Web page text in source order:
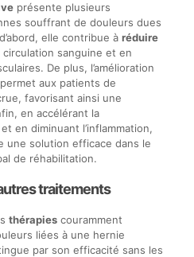
présente plusieurs
souffrant de douleurs dues
elle contribue à réduire
sanguine et en
De plus, l’amélioration
aux patients de
favorisant ainsi une
en accélérant la
en diminuant l’inflammation,
une solution efficace dans le
de réhabilitation.
traitements
thérapiescouramment
liées à une hernie
par son efficacité sans les